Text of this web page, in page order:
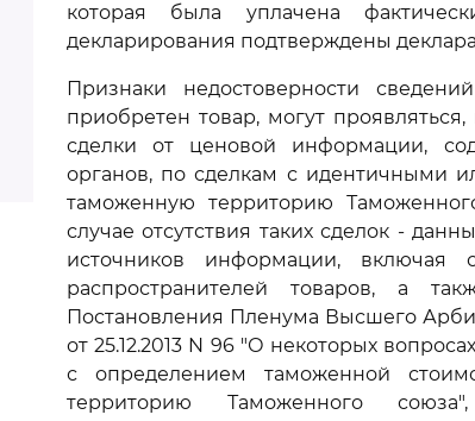
которая была уплачена
декларирования подтверждены
Признаки недостоверности
приобретен товар, могут
сделки от ценовой информации,
органов, по сделкам с идентичными
таможенную территорию
случае отсутствия таких сделок -
источников информации, включая
распространителей товаров, а
Постановления Пленума Высшего
от 25.12.2013 N 96 "О некоторых
с определением таможенной
территорию Таможенного